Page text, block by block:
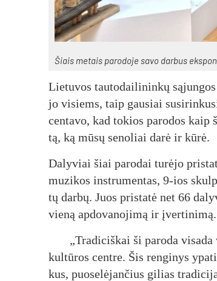
Šiais me­tais pa­ro­do­je sa­vo dar­bus
Lie­tu­vos tau­to­dai­li­nin­kų
jo vi­siems, taip gau­siai
cen­ta­vo, kad to­kios pa­ro­dos
tą, ką mū­sų se­no­liai da­rė ir kū­rė.
Da­ly­viai šiai pa­ro­dai tu­rė­jo
mu­zi­kos inst­ru­men­tas, 9-ios
tų dar­bų. Juos pri­sta­tė net 66
vie­ną ap­do­va­no­ji­mą ir įver­ti­ni­mą.
„Tra­di­ciš­kai ši pa­ro­da
kul­tū­ros cent­re. Šis ren­gi­nys
kus, puo­se­lė­jan­čius gi­lias